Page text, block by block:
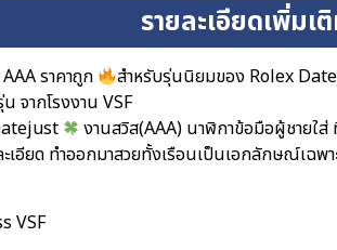
รายละเอียดเพิ่มเ
ราคาถูก
สำหรับรุ่นนิยมของ Rolex
จากโรงงาน VSF
งานสวิส(AAA) นาฬิกาข้อมือผู้ชายใ
เอียด ทำออกมาสวยทั้งเรือนเป็นเอกลักษณ์เฉพา
VSF